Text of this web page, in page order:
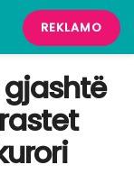
REKLAMO
gjashtë